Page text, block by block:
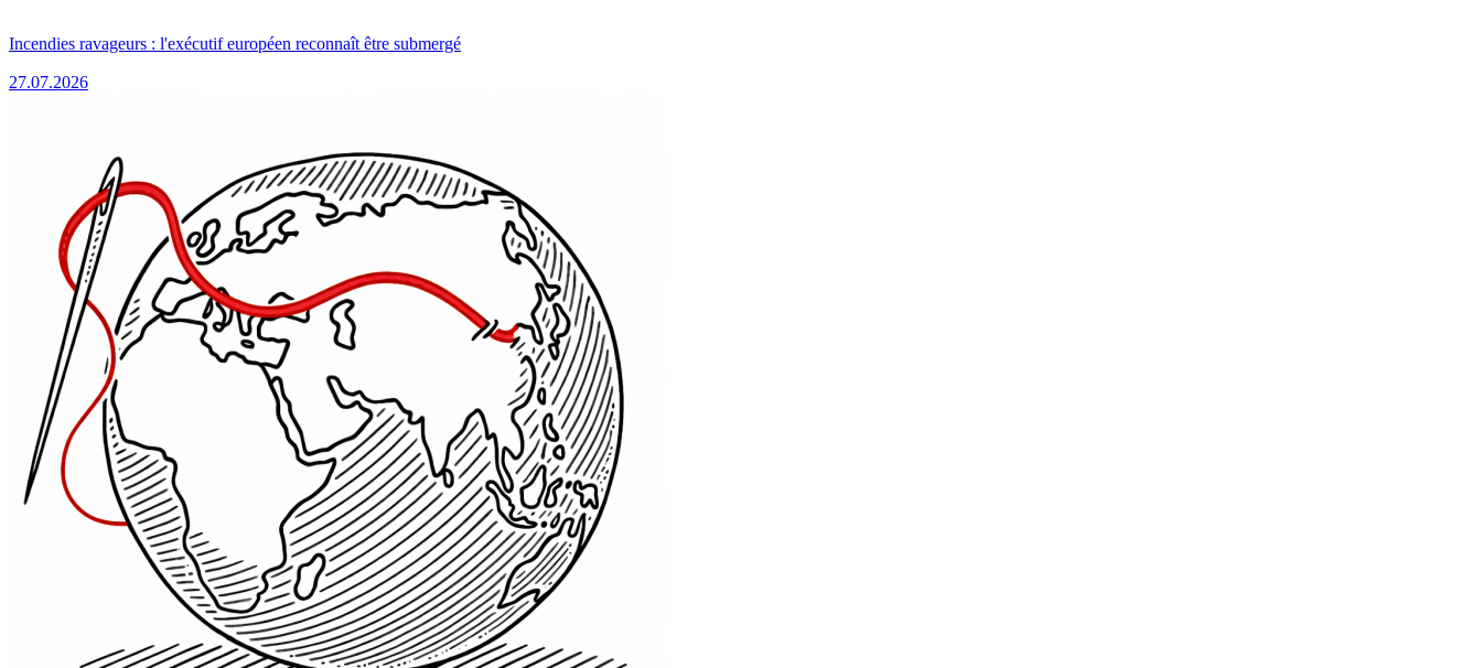
Incendies ravageurs : l'exécutif européen reconnaît être submergé
27.07.2026